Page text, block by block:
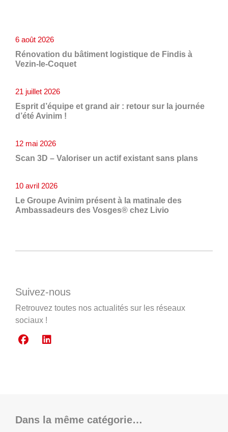
Rénovation du bâtiment logistique de Findis à
Vezin-le-Coquet
6 août 2026
Esprit d’équipe et grand air : retour sur la journée
d’été Avinim !
21 juillet 2026
Scan 3D – Valoriser un actif existant sans plans
12 mai 2026
Le Groupe Avinim présent à la matinale des
Ambassadeurs des Vosges® chez Livio
10 avril 2026
Suivez-nous
Retrouvez toutes nos actualités sur les réseaux
sociaux !
Dans la même catégorie…